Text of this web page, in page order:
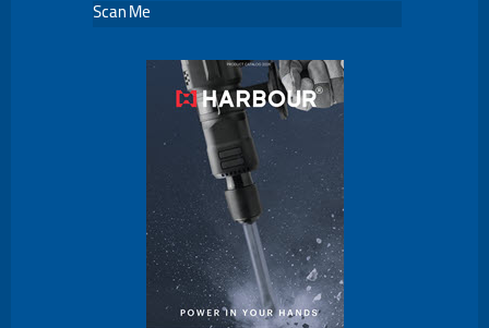
Scan Me